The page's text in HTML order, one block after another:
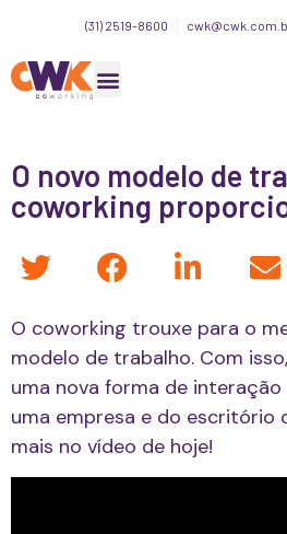
(31) 2519-8600
O novo modelo de
coworking
O coworking trouxe para o
modelo de trabalho. Com
uma nova forma de
uma empresa e do escritório
mais no vídeo de hoje!